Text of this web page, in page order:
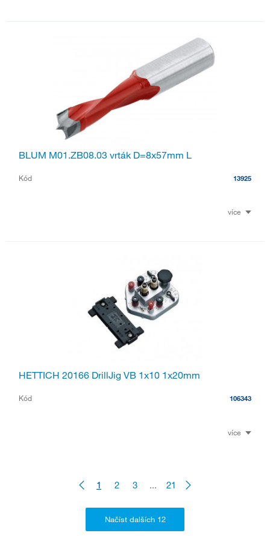
BLUM M01.ZB08.03 vrták D=8x57mm L
Kód 13925
více
HETTICH 20166 DrillJig VB 1x10 1x20mm
Kód 106343
více
1 2 3 ... 21